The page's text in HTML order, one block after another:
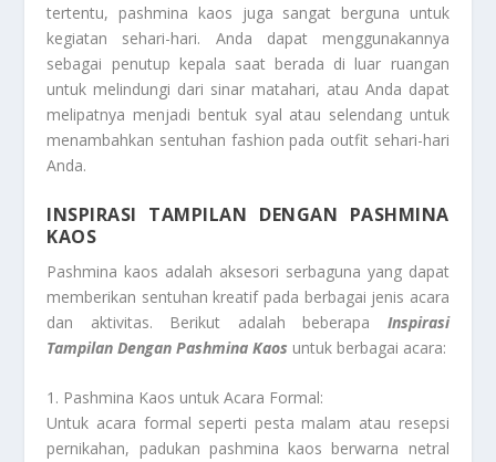
tertentu, pashmina kaos juga sangat berguna untuk
kegiatan sehari-hari. Anda dapat menggunakannya
sebagai penutup kepala saat berada di luar ruangan
untuk melindungi dari sinar matahari, atau Anda dapat
melipatnya menjadi bentuk syal atau selendang untuk
menambahkan sentuhan fashion pada outfit sehari-hari
Anda.
INSPIRASI TAMPILAN DENGAN PASHMINA
KAOS
Pashmina kaos adalah aksesori serbaguna yang dapat
memberikan sentuhan kreatif pada berbagai jenis acara
dan aktivitas. Berikut adalah beberapa Inspirasi
Tampilan Dengan Pashmina Kaos untuk berbagai acara:
1. Pashmina Kaos untuk Acara Formal:
Untuk acara formal seperti pesta malam atau resepsi
pernikahan, padukan pashmina kaos berwarna netral